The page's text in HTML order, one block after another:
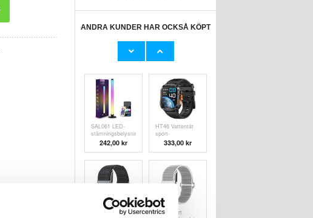
ANDRA KUNDER HAR OCKSÅ KÖPT
aMagisn TF31
2.0 för Insta360
GO Ultra - Svart
K31 magnetisk
AI-
temperaturreglering
SAL061 LED-
stämningsbelysning
för spel-
stationärdator
med fjärrkontroll
242,00 kr
HT46 Vattentät
sport-
smartklocka med
1200mAh-batteri
333,00 kr
S01 Smart
S01 Smart